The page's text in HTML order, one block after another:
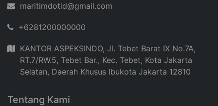
maritimdotid@gmail.com
+6281200000000
KANTOR ASPEKSINDO, Jl. Tebet Barat IX No.7A,
RT.7/RW.5, Tebet Bar., Kec. Tebet, Kota Jakarta
Selatan, Daerah Khusus Ibukota Jakarta 12810
Tentang Kami